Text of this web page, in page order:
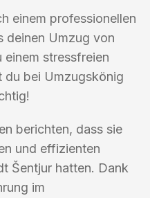
einem professionellen
deinen Umzug von
einem stressfreien
du bei Umzugskönig
berichten, dass sie
und effizienten
Šentjur hatten. Dank
im